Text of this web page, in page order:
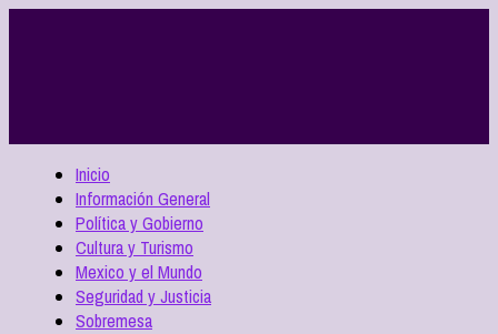
Inicio
Información General
Política y Gobierno
Cultura y Turismo
Mexico y el Mundo
Seguridad y Justicia
Sobremesa